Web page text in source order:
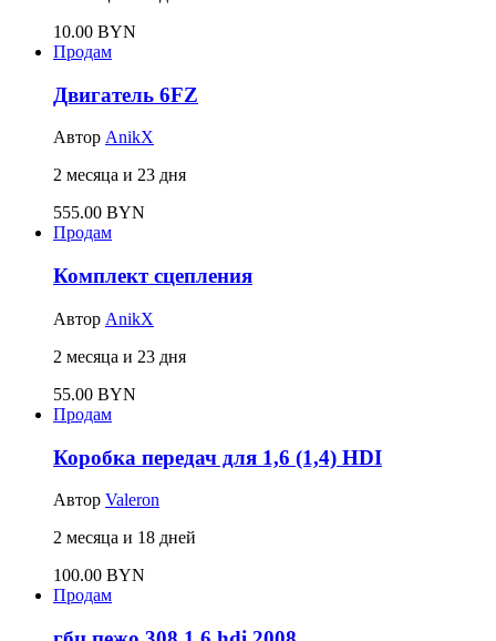
10.00 BYN
Продам
Двигатель 6FZ
Автор AnikX
2 месяца и 23 дня
555.00 BYN
Продам
Комплект сцепления
Автор AnikX
2 месяца и 23 дня
55.00 BYN
Продам
Коробка передач для 1,6 (1,4) HDI
Автор Valeron
2 месяца и 18 дней
100.00 BYN
Продам